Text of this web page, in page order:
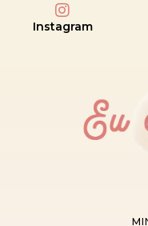
Instagram